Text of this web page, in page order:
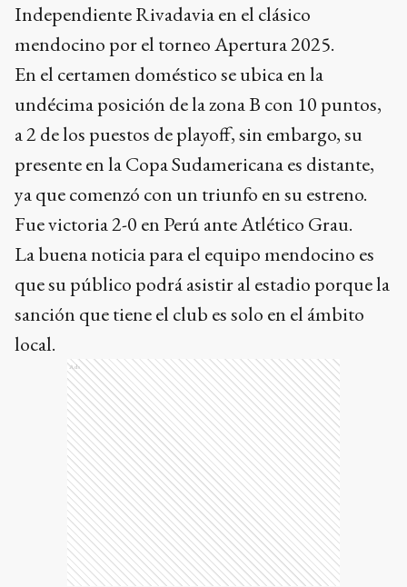
Independiente Rivadavia en el clásico
mendocino por el torneo Apertura 2025.
En el certamen doméstico se ubica en la
undécima posición de la zona B con 10 puntos,
a 2 de los puestos de playoff, sin embargo, su
presente en la Copa Sudamericana es distante,
ya que comenzó con un triunfo en su estreno.
Fue victoria 2-0 en Perú ante Atlético Grau.
La buena noticia para el equipo mendocino es
que su público podrá asistir al estadio porque la
sanción que tiene el club es solo en el ámbito
local.
Ads